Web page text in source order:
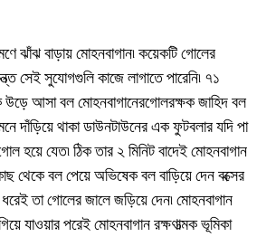
ঝাঁঝ বাড়ায় মোহনবাগান৷ কয়েকটি গোলের
সেই সুযোগগুলি কাজে লাগাতে পারেনি৷ ৭১
উড়ে আসা বল মোহনবাগানেরগোলরক্ষক জাহিদ বল
দাঁড়িয়ে থাকা ডাউনটাউনের এক ফুটবলার যদি পা
হয়ে যেত৷ ঠিক তার ২ মিনিট বাদেই মোহনবাগান
কাছ থেকে বল পেয়ে অভিষেক বল বাড়িয়ে দেন বক্সের
তা গোলের জালে জড়িয়ে দেন৷ মোহনবাগান
যাওয়ার পরেই মোহনবাগান রক্ষণাত্মক ভূমিকা